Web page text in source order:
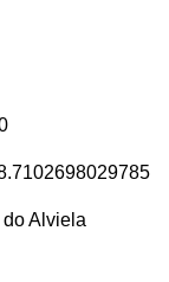
Alviela